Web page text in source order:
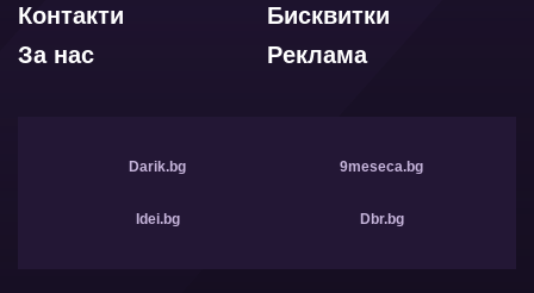
Бисквитки
Контакти
Реклама
За нас
Darik.bg 9meseca.bg
Idei.bg Dbr.bg